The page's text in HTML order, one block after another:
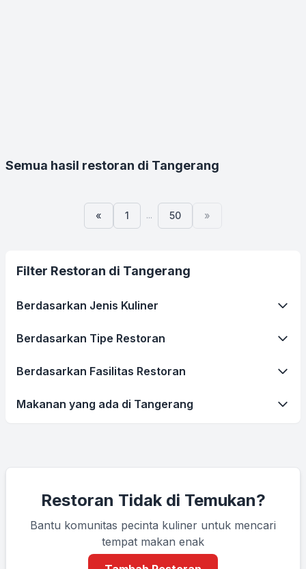
Semua hasil restoran di Tangerang
« 1 ... 50 »
Filter Restoran di Tangerang
Berdasarkan Jenis Kuliner
Berdasarkan Tipe Restoran
Berdasarkan Fasilitas Restoran
Makanan yang ada di Tangerang
Restoran Tidak di Temukan?
Bantu komunitas pecinta kuliner untuk mencari
tempat makan enak